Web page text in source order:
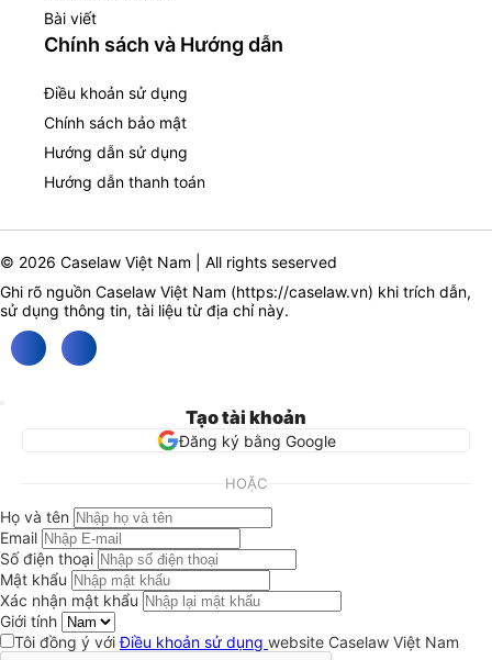
Bài viết
Chính sách và Hướng dẫn
Điều khoản sử dụng
Chính sách bảo mật
Hướng dẫn sử dụng
Hướng dẫn thanh toán
© 2026 Caselaw Việt Nam | All rights seserved
Ghi rõ nguồn Caselaw Việt Nam (https://caselaw.vn) khi trích dẫn,
sử dụng thông tin, tài liệu từ địa chỉ này.
Tạo tài khoản
Đăng ký bằng Google
HOẶC
Họ và tên
Email
Số điện thoại
Mật khẩu
Xác nhận mật khẩu
Giới tính
Tôi đồng ý vớiĐiều khoản sử dụng website Caselaw Việt Nam